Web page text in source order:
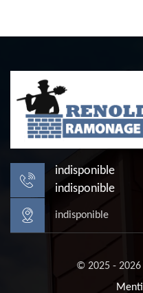
indisponible
indisponible
indisponible
© 2025 - 2026